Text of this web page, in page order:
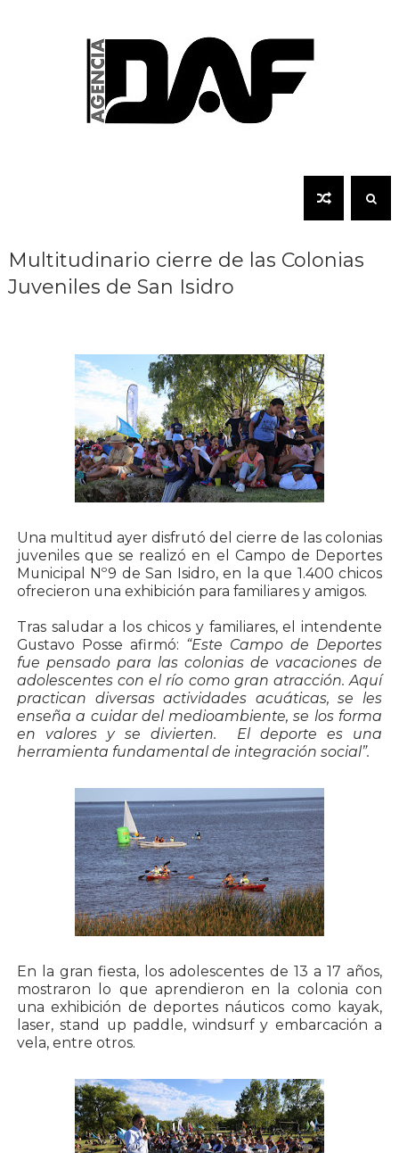
Multitudinario cierre de las Colonias
Juveniles de San Isidro
Una multitud ayer disfrutó del cierre de las colonias
juveniles que se realizó en el Campo de Deportes
Municipal Nº9 de San Isidro, en la que 1.400 chicos
ofrecieron una exhibición para familiares y amigos.
Tras saludar a los chicos y familiares, el intendente
Gustavo Posse afirmó: “Este Campo de Deportes
fue pensado para las colonias de vacaciones de
adolescentes con el río como gran atracción. Aquí
practican diversas actividades acuáticas, se les
enseña a cuidar del medioambiente, se los forma
en valores y se divierten. El deporte es una
herramienta fundamental de integración social”.
En la gran fiesta, los adolescentes de 13 a 17 años,
mostraron lo que aprendieron en la colonia con
una exhibición de deportes náuticos como kayak,
laser, stand up paddle, windsurf y embarcación a
vela, entre otros.